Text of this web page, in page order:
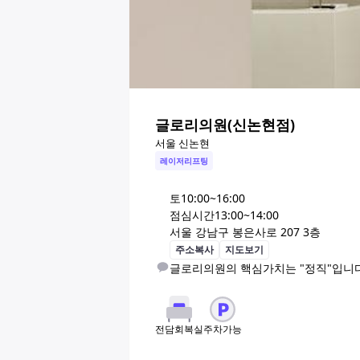
글로리의원(신논현점)
서울 신논현
레이저리프팅
토10:00~16:00
점심시간13:00~14:00
서울 강남구 봉은사로 207 3층
주소복사 지도보기
글로리의원의 핵심가치는 "정직"입니
전담회복실주차가능